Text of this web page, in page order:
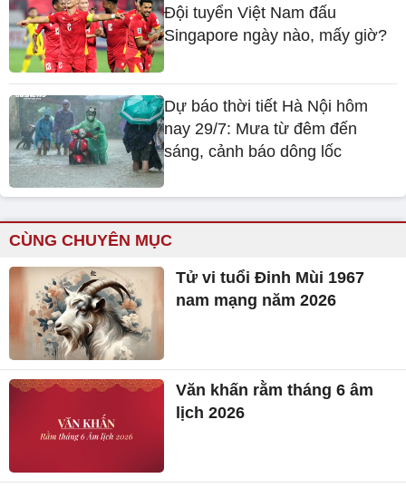
Đội tuyển Việt Nam đấu
Singapore ngày nào, mấy giờ?
Dự báo thời tiết Hà Nội hôm
nay 29/7: Mưa từ đêm đến
sáng, cảnh báo dông lốc
CÙNG CHUYÊN MỤC
Tử vi tuổi Đinh Mùi 1967
nam mạng năm 2026
Văn khấn rằm tháng 6 âm
lịch 2026